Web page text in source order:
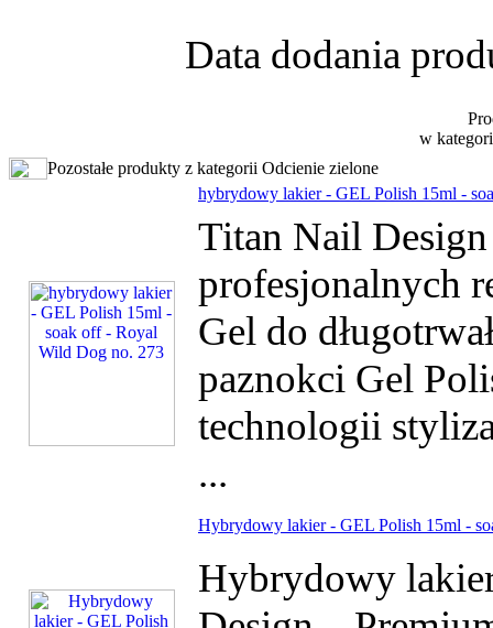
Data dodania
w
Pozostałe produkty z kategorii Odcienie zielone
hybrydowy lakier - GEL Polish 15ml -
Titan Nail
profesjonalnych
Gel do
paznokci Gel
technologii
...
Hybrydowy lakier - GEL Polish 15ml -
Hybrydowy